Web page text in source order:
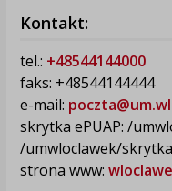
Kontakt:
tel.: +48544144000
faks: +48544144444
e-mail:
skrytka ePUAP: /
/umwloclawek/skrytka
strona www: